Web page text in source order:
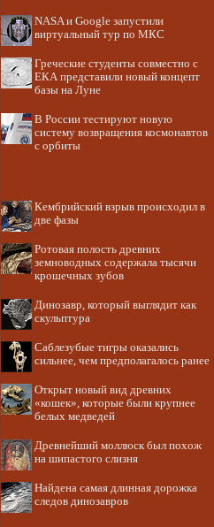
NASA и Google запустили
виртуальный тур по МКС
Греческие студенты совместно с
ЕКА представили новый концепт
базы на Луне
В России тестируют новую
систему возвращения космонавтов
с орбиты
Кембрийский взрыв происходил в
две фазы
Ротовая полость древних
земноводных содержала тысячи
крошечных зубов
Динозавр, который выглядит как
скульптура
Саблезубые тигры оказались
сильнее, чем предполагалось ранее
Открыт новый вид древних
«кошек», которые были крупнее
белых медведей
Древнейший моллюск был похож
на шипастого слизня
Найдена самая длинная дорожка
следов динозавров